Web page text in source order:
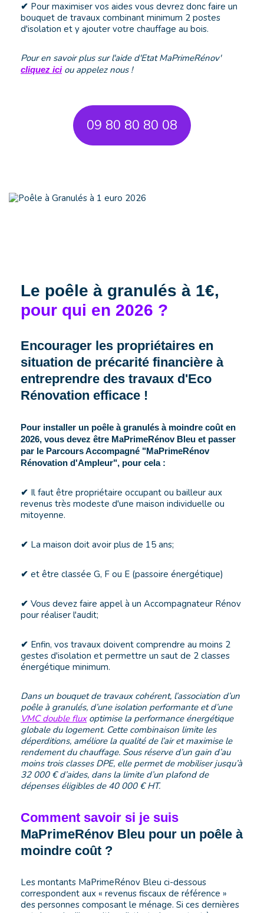
✔ Pour maximiser vos aides vous devrez donc faire un
bouquet de travaux combinant minimum 2 postes
d'isolation et y ajouter votre chauffage au bois.
Pour en savoir plus sur l'aide d'Etat MaPrimeRénov'
cliquez iciou appelez nous !
09 80 80 80 08
Le poêle à granulés à 1€,
pour qui en 2026 ?
Encourager les propriétaires en
situation de précarité financière à
entreprendre des travaux d'Eco
Rénovation efficace !
Pour installer un poêle à granulés à moindre coût en
2026, vous devez être MaPrimeRénov Bleu et passer
par le Parcours Accompagné "MaPrimeRénov
Rénovation d'Ampleur", pour cela :
✔ Il faut être propriétaire occupant ou bailleur aux
revenus très modeste d'une maison individuelle ou
mitoyenne.
✔ La maison doit avoir plus de 15 ans;
✔ et être classée G, F ou E (passoire énergétique)
✔ Vous devez faire appel à un Accompagnateur Rénov
pour réaliser l'audit;
✔ Enfin, vos travaux doivent comprendre au moins 2
gestes d'isolation et permettre un saut de 2 classes
énergétique minimum.
Dans un bouquet de travaux cohérent, l’association d’un
poêle à granulés, d’une isolation performante et d’une
VMC double fluxoptimise la performance énergétique
globale du logement. Cette combinaison limite les
déperditions, améliore la qualité de l’air et maximise le
rendement du chauffage. Sous réserve d’un gain d’au
moins trois classes DPE, elle permet de mobiliser jusqu’à
32 000 € d’aides, dans la limite d’un plafond de
dépenses éligibles de 40 000 € HT.
Comment savoir si je suis
MaPrimeRénov Bleu pour un poêle à
moindre coût ?
Les montants MaPrimeRénov Bleu ci-dessous
correspondent aux « revenus fiscaux de référence »
des personnes composant le ménage. Si ces dernières